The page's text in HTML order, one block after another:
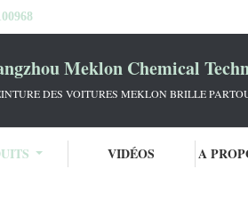
Meklon Chemical
DES VOITURES MEKLON BRILLE
VIDÉOS A